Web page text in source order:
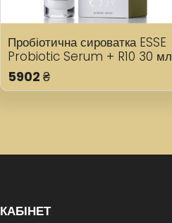
Пробіотична сироватка ESSE
Probiotic Serum + R10 30 мл
5902 ₴
КАБІНЕТ